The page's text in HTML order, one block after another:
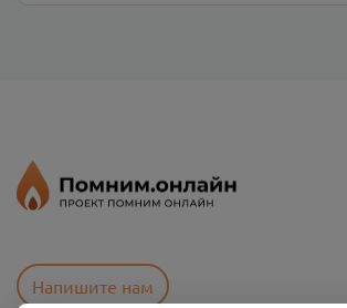
Напишите нам